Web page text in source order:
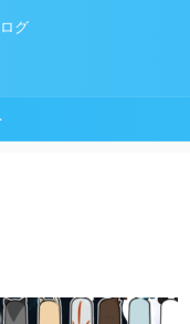
グ